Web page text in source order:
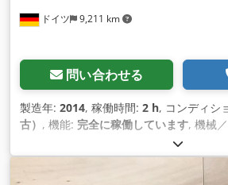
ドイツ 9,211 km
問い合わせる
製造年: 2014, 稼働時間: 2 h, コンディシ
古） , 機能: 完全に稼働しています, 機械
, テスト済みで完全に機能す
ントリから: Desoutter E-Lit プレミアム
型ドライバー ELS6-1000P 速度調整機